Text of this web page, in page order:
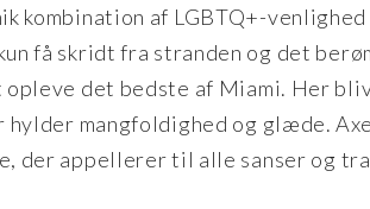
kombination af LGBTQ+-
få skridt fra stranden og det
opleve det bedste af Miami. Her
hylder mangfoldighed og glæde.
der appellerer til alle sanser og